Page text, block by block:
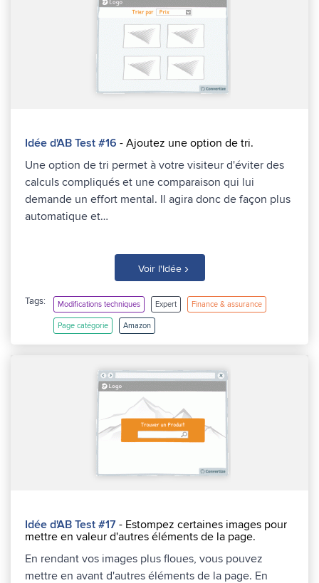
Idée d'AB Test #16 - Ajoutez une option de tri.
Une option de tri permet à votre visiteur d'éviter des
calculs compliqués et une comparaison qui lui
demande un effort mental. Il agira donc de façon plus
automatique et…
Voir l'Idée ›
Tags: Modifications techniques Expert Finance & assurance
Page catégorie Amazon
Idée d'AB Test #17 - Estompez certaines images pour
mettre en valeur d'autres éléments de la page.
En rendant vos images plus floues, vous pouvez
mettre en avant d'autres éléments de la page. En